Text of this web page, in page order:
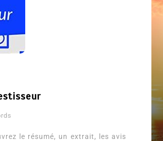
le résumé, un extrait, les avis